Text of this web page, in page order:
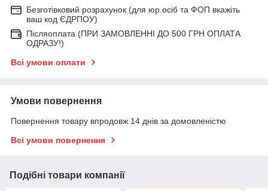
Безготівковий розрахунок (для юр.осіб та ФОП вкажіть
ваш код ЄДРПОУ)
Післяоплата (ПРИ ЗАМОВЛЕННІ ДО 500 ГРН ОПЛАТА
ОДРАЗУ!)
Всі умови оплати
Умови повернення
Повернення товару впродовж 14 днів за домовленістю
Всі умови повернення
Подібні товари компанії